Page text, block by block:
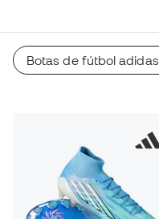
Botas de fútbol adidas